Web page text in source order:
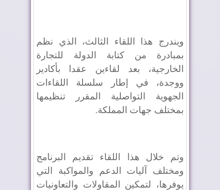
ويندرج هذا اللقاء الثالث، الذي نظم
بمبادرة من كتابة الدولة للتجارة
الخارجية، بعد لقاءين عقدا بأكادير
ووجدة، في إطار سلسلة اللقاءات
الجهوية التواصلية المقرر تنظيمها
بمختلف جهات المملكة.
وتم خلال هذا اللقاء تقديم البرنامج
ومختلف آليات الدعم والمواكبة التي
يوفرها، لتمكين المقاولات والتعاونيات